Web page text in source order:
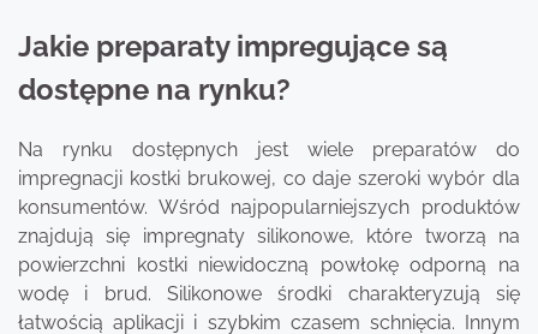
Jakie preparaty impregujące są
dostępne na rynku?
Na rynku dostępnych jest wiele preparatów do
impregnacji kostki brukowej, co daje szeroki wybór dla
konsumentów. Wśród najpopularniejszych produktów
znajdują się impregnaty silikonowe, które tworzą na
powierzchni kostki niewidoczną powłokę odporną na
wodę i brud. Silikonowe środki charakteryzują się
łatwością aplikacji i szybkim czasem schnięcia. Innym